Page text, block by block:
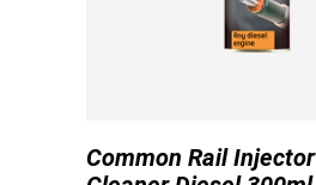
Common Rail Injector